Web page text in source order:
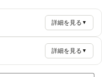
詳細を見る ▼
詳細を見る ▼